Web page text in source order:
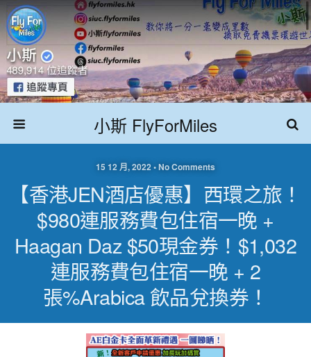
小斯 FlyForMiles
15 12 月, 2022 • No Comments
【香港JEN酒店優惠】西環之旅！
$980連服務費包住宿一晚 +
Haagan Daz $50現金券！$1,032
連服務費包住宿一晚 + 2
張%Arabica 飲品兌換券！